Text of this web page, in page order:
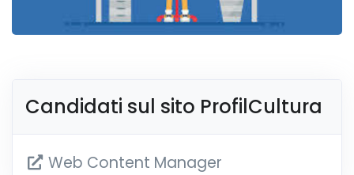
Candidati sul sito ProfilCultura
Web Content Manager